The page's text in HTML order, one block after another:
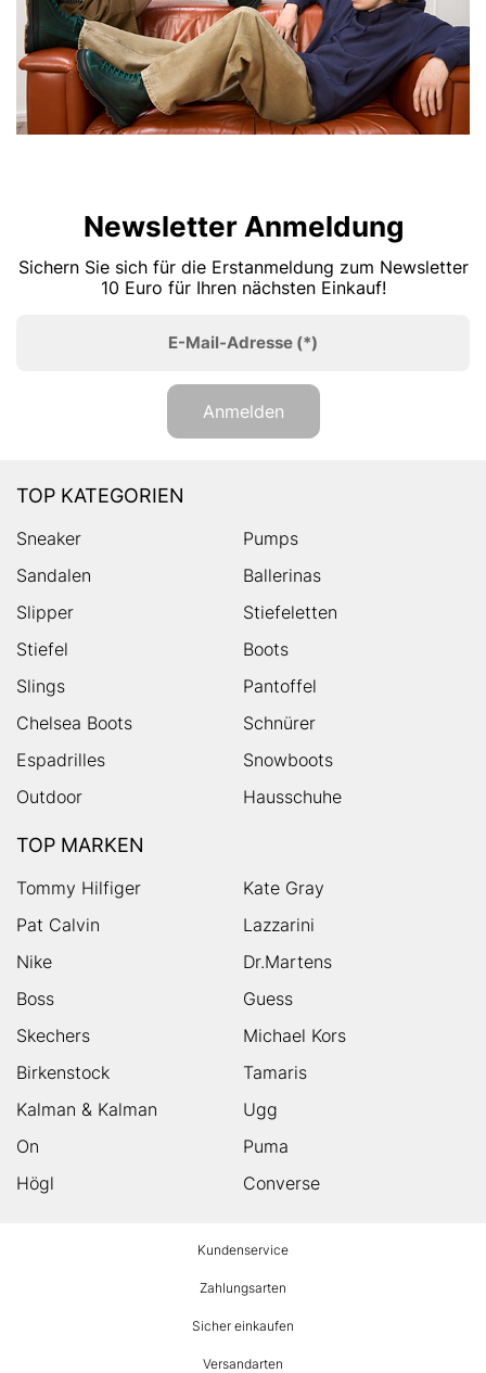
Newsletter Anmeldung
Sichern Sie sich für die Erstanmeldung zum Newsletter
10 Euro für Ihren nächsten Einkauf!
E-Mail-Adresse (*)
Anmelden
TOP KATEGORIEN
Sneaker
Pumps
Sandalen
Ballerinas
Slipper
Stiefeletten
Stiefel
Boots
Slings
Pantoffel
Chelsea Boots
Schnürer
Espadrilles
Snowboots
Outdoor
Hausschuhe
TOP MARKEN
Tommy Hilfiger
Kate Gray
Pat Calvin
Lazzarini
Nike
Dr.Martens
Boss
Guess
Skechers
Michael Kors
Birkenstock
Tamaris
Kalman & Kalman
Ugg
On
Puma
Högl
Converse
Kundenservice
Zahlungsarten
Sicher einkaufen
Versandarten